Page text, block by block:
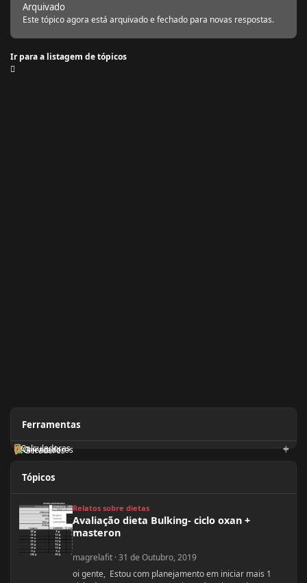
Arquivado
Este tópico agora está arquivado e fechado para novas respostas.
Ir para a listagem de tópicos
Ferramentas
Geradores
Orientadores
Calculadoras
Tópicos
Relatos sobre dietas
Avaliação dieta Bulking- ciclo oxan +
masteron
magrelafit ·31 de Outubro, 2019
oi gente, Estou com planejamento em iniciar mais 1